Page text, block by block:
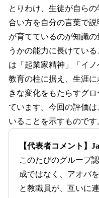
とりわけ、生徒が自ら
合い方を自分の言葉で
が育てているのが知識
うかの能力に長けてい
は「起業家精神」「イ
教育の柱に据え、生涯
きな変化をもたらすグ
ています。今回の評価
いることを示すものです
【代表者コメント】
このたびのグループ
成ではなく、アオバ
と教職員が、互いに